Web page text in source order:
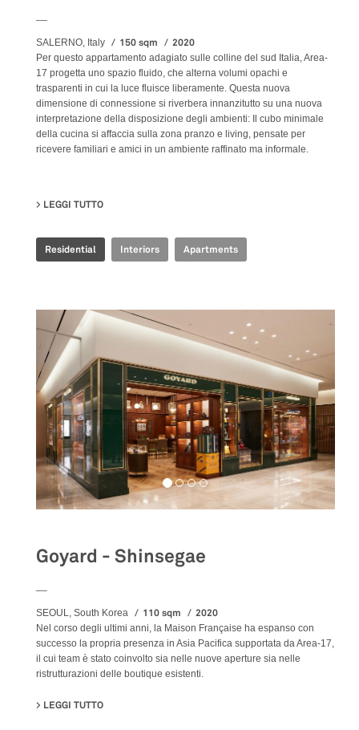
SALERNO, Italy 150 sqm 2020
Per questo appartamento adagiato sulle colline del sud Italia, Area-
17 progetta uno spazio fluido, che alterna volumi opachi e
trasparenti in cui la luce fluisce liberamente. Questa nuova
dimensione di connessione si riverbera innanzitutto su una nuova
interpretazione della disposizione degli ambienti: Il cubo minimale
della cucina si affaccia sulla zona pranzo e living, pensate per
ricevere familiari e amici in un ambiente raffinato ma informale.
LEGGI TUTTO
Residential Interiors Apartments
Goyard - Shinsegae
SEOUL, South Korea 110 sqm 2020
Nel corso degli ultimi anni, la Maison Française ha espanso con
successo la propria presenza in Asia Pacifica supportata da Area-17,
il cui team è stato coinvolto sia nelle nuove aperture sia nelle
ristrutturazioni delle boutique esistenti.
LEGGI TUTTO